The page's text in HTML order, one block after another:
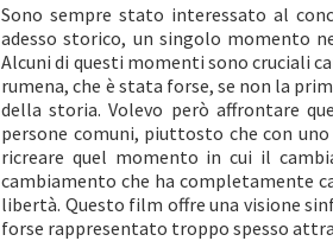
Sono sempre stato interessato al
adesso storico, un singolo momento
Alcuni di questi momenti sono cruciali
rumena, che è stata forse, se non la
della storia. Volevo però affrontare
persone comuni, piuttosto che con
ricreare quel momento in cui il
cambiamento che ha completamente
libertà. Questo film offre una visione
forse rappresentato troppo spesso